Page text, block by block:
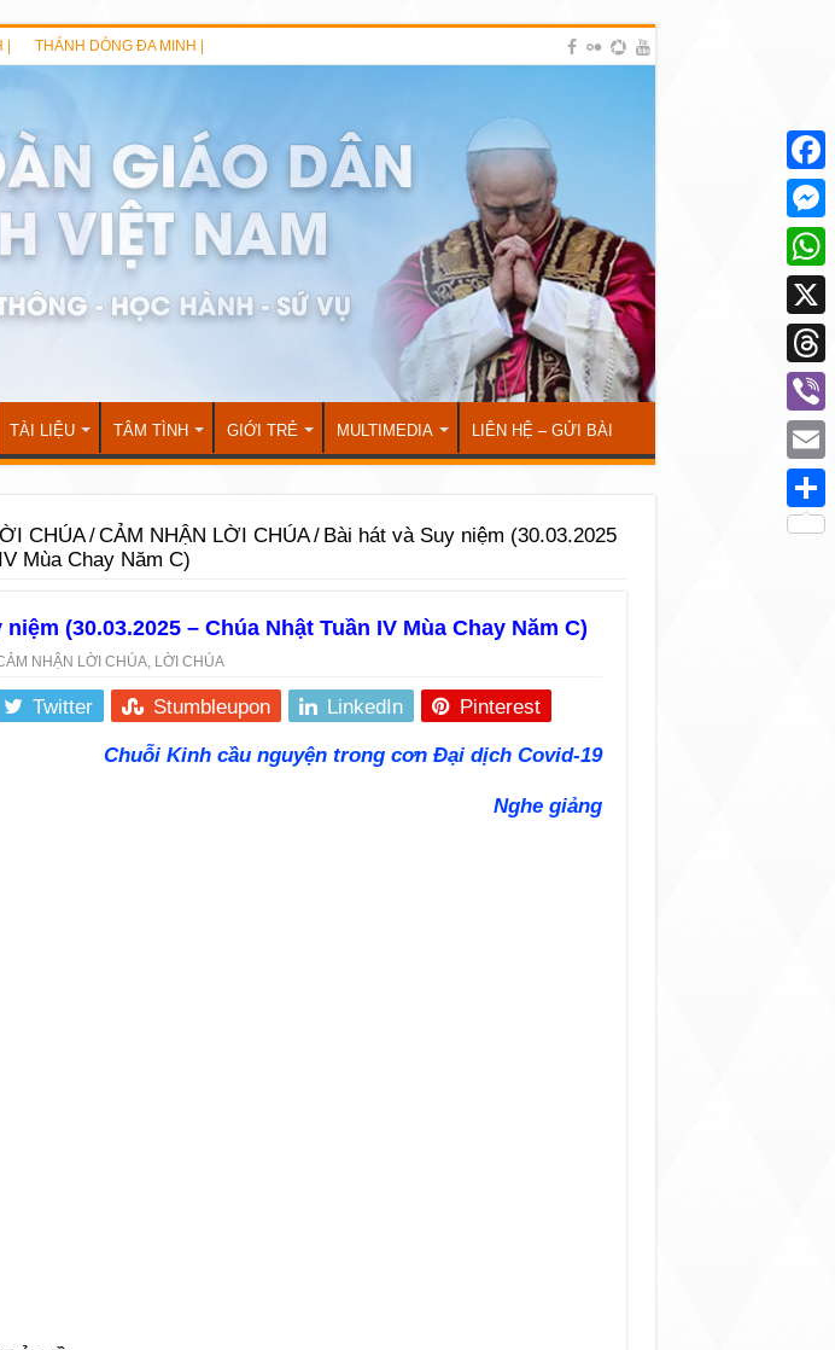
THÁNH DÒNG ĐA MINH |
TÀI LIỆU TÂM TÌNH GIỚI TRẺ MULTIMEDIA LIÊN HỆ – GỬI BÀI
CHÚA/CẢM NHẬN LỜI CHÚA/ Bài hát và Suy niệm (30.03.2025
Mùa Chay Năm C)
(30.03.2025 – Chúa Nhật Tuần IV Mùa Chay Năm C)
NHẬN LỜI CHÚA, LỜI CHÚA
Twitter Stumbleupon LinkedIn Pinterest
Chuỗi Kinh cầu nguyện trong cơn Đại dịch Covid-19
Nghe giảng
X
Viber